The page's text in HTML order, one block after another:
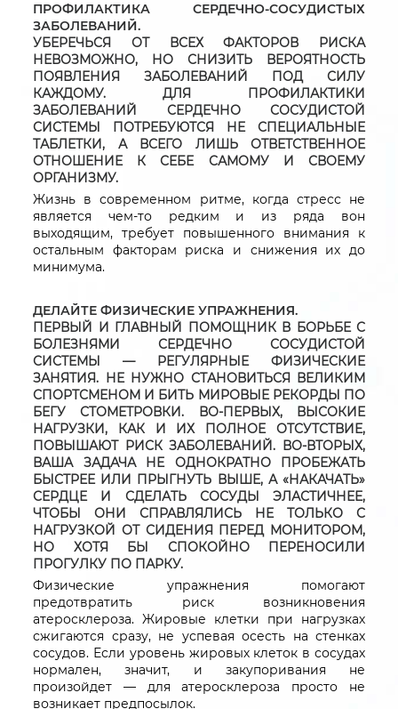
ПРОФИЛАКТИКА СЕРДЕЧНО-СОСУДИСТЫХ
ЗАБОЛЕВАНИЙ.
УБЕРЕЧЬСЯ ОТ ВСЕХ ФАКТОРОВ РИСКА
НЕВОЗМОЖНО, НО СНИЗИТЬ ВЕРОЯТНОСТЬ
ПОЯВЛЕНИЯ ЗАБОЛЕВАНИЙ ПОД СИЛУ
КАЖДОМУ. ДЛЯ ПРОФИЛАКТИКИ
ЗАБОЛЕВАНИЙ СЕРДЕЧНО СОСУДИСТОЙ
СИСТЕМЫ ПОТРЕБУЮТСЯ НЕ СПЕЦИАЛЬНЫЕ
ТАБЛЕТКИ, А ВСЕГО ЛИШЬ ОТВЕТСТВЕННОЕ
ОТНОШЕНИЕ К СЕБЕ САМОМУ И СВОЕМУ
ОРГАНИЗМУ.
Жизнь в современном ритме, когда стресс не
является чем-то редким и из ряда вон
выходящим, требует повышенного внимания к
остальным факторам риска и снижения их до
минимума.
ДЕЛАЙТЕ ФИЗИЧЕСКИЕ УПРАЖНЕНИЯ.
ПЕРВЫЙ И ГЛАВНЫЙ ПОМОЩНИК В БОРЬБЕ С
БОЛЕЗНЯМИ СЕРДЕЧНО СОСУДИСТОЙ
СИСТЕМЫ — РЕГУЛЯРНЫЕ ФИЗИЧЕСКИЕ
ЗАНЯТИЯ. НЕ НУЖНО СТАНОВИТЬСЯ ВЕЛИКИМ
СПОРТСМЕНОМ И БИТЬ МИРОВЫЕ РЕКОРДЫ ПО
БЕГУ СТОМЕТРОВКИ. ВО-ПЕРВЫХ, ВЫСОКИЕ
НАГРУЗКИ, КАК И ИХ ПОЛНОЕ ОТСУТСТВИЕ,
ПОВЫШАЮТ РИСК ЗАБОЛЕВАНИЙ. ВО-ВТОРЫХ,
ВАША ЗАДАЧА НЕ ОДНОКРАТНО ПРОБЕЖАТЬ
БЫСТРЕЕ ИЛИ ПРЫГНУТЬ ВЫШЕ, А «НАКАЧАТЬ»
СЕРДЦЕ И СДЕЛАТЬ СОСУДЫ ЭЛАСТИЧНЕЕ,
ЧТОБЫ ОНИ СПРАВЛЯЛИСЬ НЕ ТОЛЬКО С
НАГРУЗКОЙ ОТ СИДЕНИЯ ПЕРЕД МОНИТОРОМ,
НО ХОТЯ БЫ СПОКОЙНО ПЕРЕНОСИЛИ
ПРОГУЛКУ ПО ПАРКУ.
Физические упражнения помогают
предотвратить риск возникновения
атеросклероза. Жировые клетки при нагрузках
сжигаются сразу, не успевая осесть на стенках
сосудов. Если уровень жировых клеток в сосудах
нормален, значит, и закупоривания не
произойдет — для атеросклероза просто не
возникает предпосылок.